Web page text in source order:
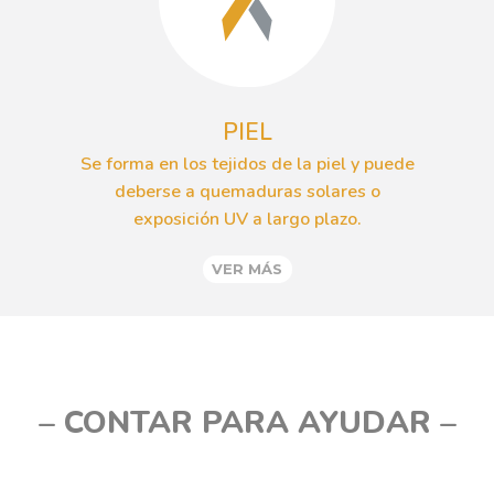
PIEL
Se forma en los tejidos de la piel y puede
deberse a quemaduras solares o
exposición UV a largo plazo.
VER MÁS
– CONTAR PARA AYUDAR –